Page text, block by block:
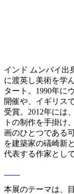
インド ムンバイ出
に渡英し美術を学
タート。1990年に
開催や、イギリス
受賞。2012年には
トの制作を手掛け
画のひとつである
を建築家の礒崎新
代表する作家とし
本展のテーマは、